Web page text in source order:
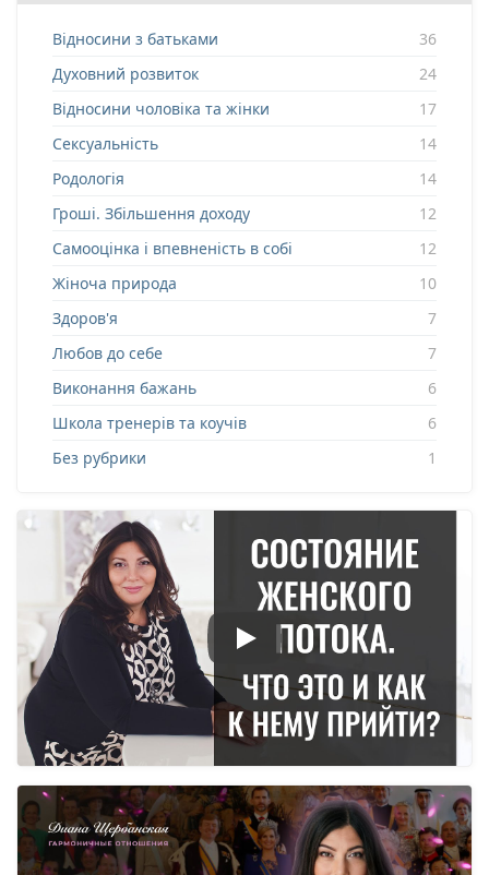
Відносини з батьками
36
Духовний розвиток
24
Відносини чоловіка та жінки
17
Сексуальність
14
Родологія
14
Гроші. Збільшення доходу
12
Самооцінка і впевненість в собі
12
Жіноча природа
10
Здоров'я
7
Любов до себе
7
Виконання бажань
6
Школа тренерів та коучів
6
Без рубрики
1